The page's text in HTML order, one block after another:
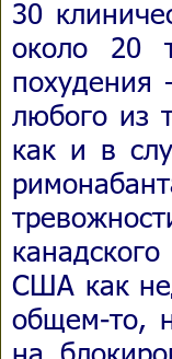
30
около 20
похудения
любого из
как и в
США как
общем-то,